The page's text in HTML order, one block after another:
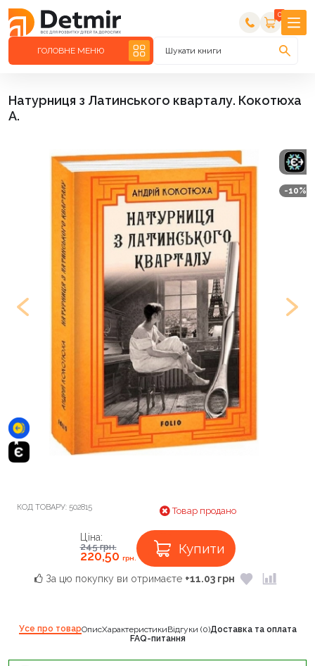
0
ГОЛОВНЕ МЕНЮ Шукати книги
Натурниця з Латинського кварталу. Кокотюха
А.
-10%
КОД ТОВАРУ: 502815 Товар продано
Ціна:
245грн.
220,50 грн.
Купити
За цю покупку ви отримаєте +11.03 грн
Усе про товарОписХарактеристикиВідгуки (0)Доставка та оплата
FAQ-питання